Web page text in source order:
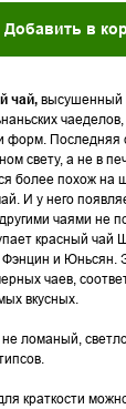
Добавить в
чай, высушенный
форм.
свету, а не в
более похож на
И у него
чаями не
красный чай
и Юньсян.
чаев,
вкусных.
не ломаный,
краткости